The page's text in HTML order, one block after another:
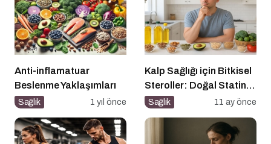
Anti-inflamatuar
Beslenme Yaklaşımları
Sağlık 1 yıl önce
Kalp Sağlığı için Bitkisel
Steroller: Doğal Statin
Etkisi
Sağlık 11 ay önce